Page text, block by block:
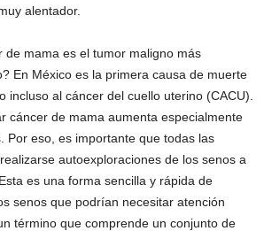
alentador.
de mama es el tumor maligno más
En México es la primera causa de muerte
incluso al cáncer del cuello uterino (CACU).
cáncer de mama aumenta especialmente
Por eso, es importante que todas las
autoexploraciones de los senos a
es una forma sencilla y rápida de
senos que podrían necesitar atención
término que comprende un conjunto de